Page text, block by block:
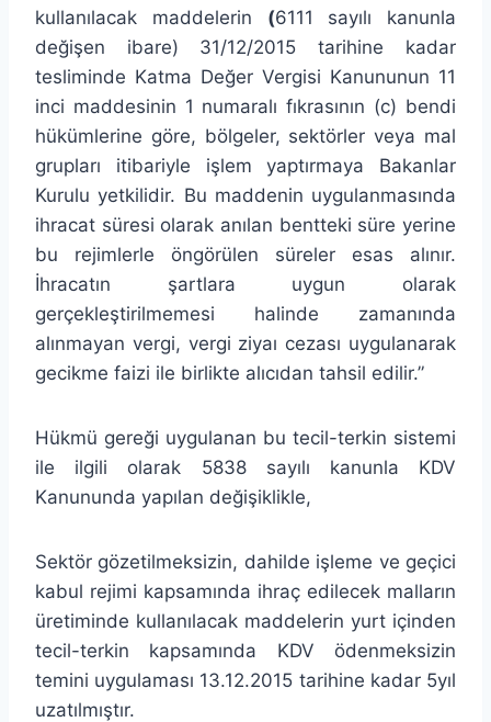
kullanılacak maddelerin (6111 sayılı kanunla
değişen ibare)
31/12/2015 tarihine kadar
tesliminde Katma Değer Vergisi Kanununun 11
inci maddesinin 1 numaralı fıkrasının (c) bendi
hükümlerine göre, bölgeler, sektörler veya mal
grupları itibariyle işlem yaptırmaya Bakanlar
Kurulu yetkilidir. Bu maddenin uygulanmasında
ihracat süresi olarak anılan bentteki süre yerine
bu rejimlerle öngörülen süreler esas alınır.
İhracatın şartlara uygun olarak
gerçekleştirilmemesi halinde zamanında
alınmayan vergi, vergi ziyaı cezası uygulanarak
gecikme faizi ile birlikte alıcıdan tahsil edilir.”
Hükmü gereği uygulanan bu tecil-terkin sistemi
ile ilgili olarak 5838 sayılı kanunla KDV
Kanununda yapılan değişiklikle,
Sektör gözetilmeksizin, dahilde işleme ve geçici
kabul rejimi kapsamında ihraç edilecek malların
üretiminde kullanılacak maddelerin yurt içinden
tecil-terkin kapsamında KDV ödenmeksizin
temini uygulaması 13.12.2015 tarihine kadar 5yıl
uzatılmıştır.